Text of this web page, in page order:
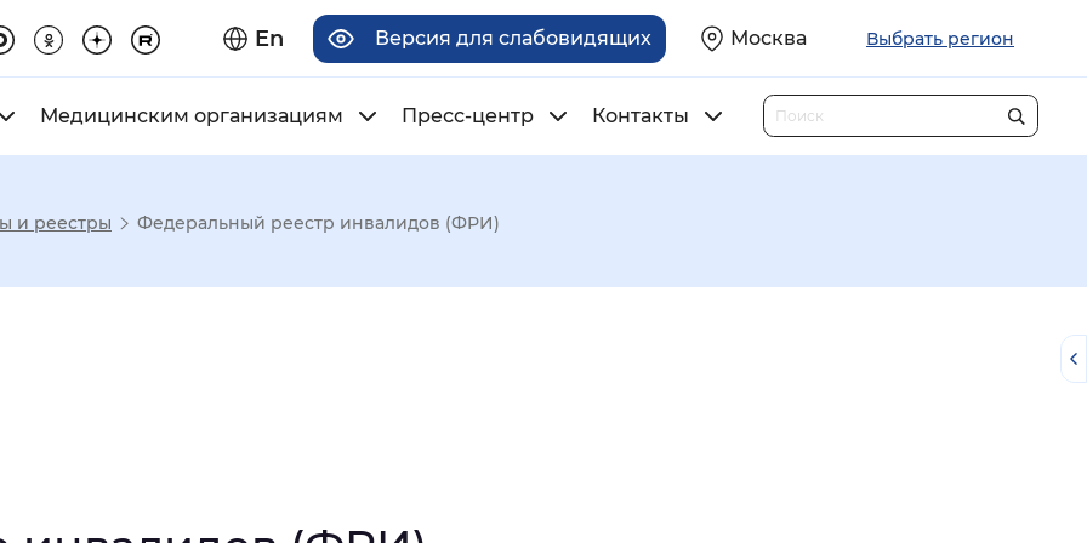
En Версия для слабовидящих Москва Выбрать регион
Медицинским организациям Пресс-центр Контакты
отображения
и реестры Федеральный реестр инвалидов (ФРИ)